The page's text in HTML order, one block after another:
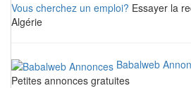
Vous cherchez un emploi? Essayer la
Algérie
Babalweb
Petites annonces gratuites